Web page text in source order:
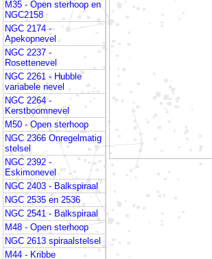
M35 - Open sterhoop en
NGC2158
NGC 2174 -
Apekopnevel
NGC 2237 -
Rosettenevel
NGC 2261 - Hubble
variabele nevel
NGC 2264 -
Kerstboomnevel
M50 - Open sterhoop
NGC 2366 Onregelmatig
stelsel
NGC 2392 -
Eskimonevel
NGC 2403 - Balkspiraal
NGC 2535 en 2536
NGC 2541 - Balkspiraal
M48 - Open sterhoop
NGC 2613 spiraalstelsel
M44 - Kribbe